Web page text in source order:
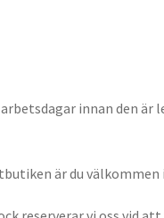
innan den
är du